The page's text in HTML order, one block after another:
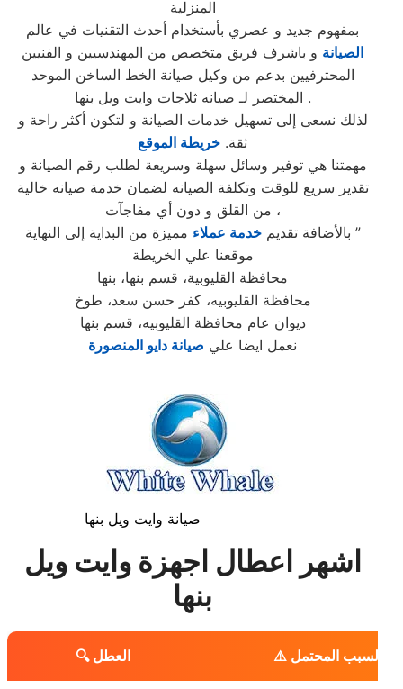
المنزلية
بمفهوم جديد و عصري بأستخدام أحدث التقنيات في عالم
الصيانة و باشرف فريق متخصص من المهندسيين و الفنيين
المحترفيين بدعم من وكيل صيانة الخط الساخن الموحد
المختصر لـ صيانه ثلاجات وايت ويل بنها .
لذلك نسعى إلى تسهيل خدمات الصيانة و لتكون أكثر راحة و
ثقة. خريطة الموقع
مهمتنا هي توفير وسائل سهلة وسريعة لطلب رقم الصيانة و
تقدير سريع للوقت وتكلفة الصيانه لضمان خدمة صيانه خالية
من القلق و دون أي مفاجآت ،
بالأضافة تقديمخدمة عملاء
مميزة من البداية إلى النهاية ”
موقعنا علي الخريطة
محافظة القليوبية، قسم بنها، بنها
محافظة القليوبيه، كفر حسن سعد، طوخ
ديوان عام محافظة القليوبيه، قسم بنها
نعمل ايضا علي صيانة دايو المنصورة
صيانة وايت ويل بنها
اشهر اعطال اجهزة وايت ويل
بنها
🔍 العطل ⚠️ السبب المحتمل